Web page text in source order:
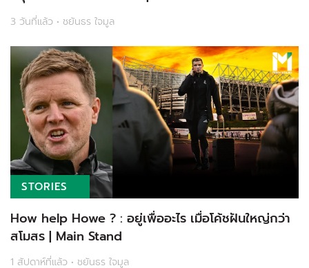
3 วันที่แล้ว • ชยันธร ใจมูล
STORIES
How help Howe ? : อยู่เพื่ออะไร เมื่อโค้ชฝันใหญ่กว่า
สโมสร | Main Stand
1 สัปดาห์ที่แล้ว • ชยันธร ใจมูล